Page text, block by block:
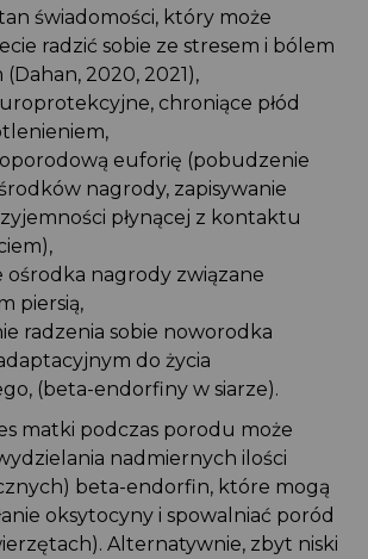
świadomości, który może
radzić sobie ze stresem i bólem
2020, 2021),
chroniące płód
euforię (pobudzenie
nagrody, zapisywanie
płynącej z kontaktu
nagrody związane
piersią,
radzenia sobie noworodka
do życia
(beta-endorfiny w siarze).
matki podczas porodu może
nadmiernych ilości
beta-endorfin, które mogą
oksytocyny i spowalniać poród
Alternatywnie, zbyt niski